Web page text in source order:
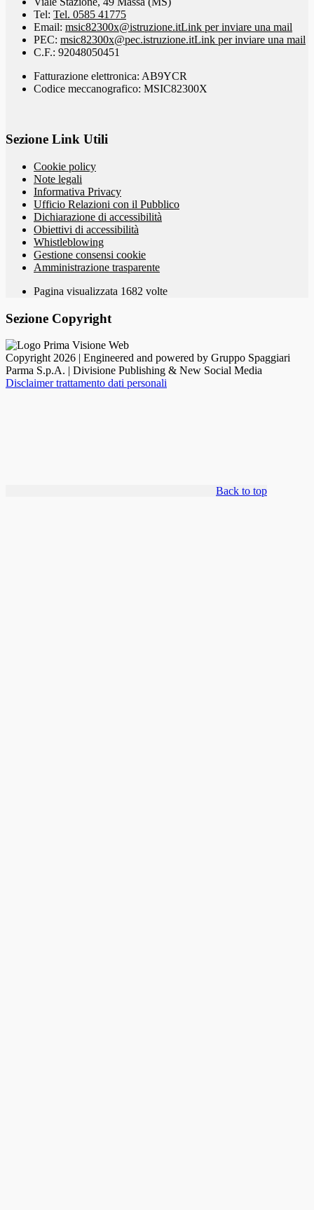
Tel: Tel. 0585 41775
Email: msic82300x@istruzione.itLink per inviare una mail
PEC: msic82300x@pec.istruzione.itLink per inviare una mail
C.F.: 92048050451
Fatturazione elettronica: AB9YCR
Codice meccanografico: MSIC82300X
Sezione Link Utili
Cookie policy
Note legali
Informativa Privacy
Ufficio Relazioni con il Pubblico
Dichiarazione di accessibilità
Obiettivi di accessibilità
Whistleblowing
Gestione consensi cookie
Amministrazione trasparente
Pagina visualizzata 1682 volte
Sezione Copyright
Copyright 2026 | Engineered and powered by Gruppo Spaggiari
Parma S.p.A. | Divisione Publishing & New Social Media
Disclaimer trattamento dati personali
Back to top